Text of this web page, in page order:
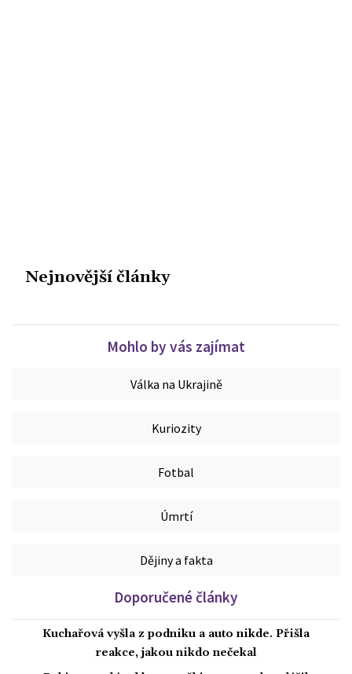
Nejnovější články
Mohlo by vás zajímat
Válka na Ukrajině
Kuriozity
Fotbal
Úmrtí
Dějiny a fakta
Doporučené články
Kuchařová vyšla z podniku a auto nikde. Přišla
reakce, jakou nikdo nečekal